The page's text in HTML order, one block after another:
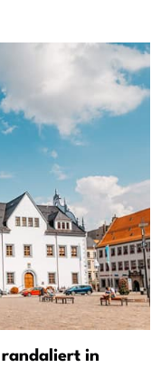
randaliert in